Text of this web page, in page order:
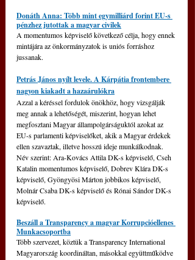
Donáth Anna: Több mint egymilliárd forint EU-s
pénzhez jutottak a magyar civilek
A momentumos képviselő következő célja, hogy ennek
mintájára az önkormányzatok is uniós forráshoz
jussanak.
Petrás János nyílt levele. A Kárpátia frontembere
nagyon kiakadt a hazaárulókra
Azzal a kéréssel fordulok önökhöz, hogy vizsgálják
meg annak a lehetőségét, miszerint, hogyan lehet
megfosztani Magyar állampolgárságuktól azokat az
EU-s parlamenti képviselőket, akik a Magyar érdekek
ellen szavaztak, illetve hosszú ideje munkálkodnak.
Név szerint: Ara-Kovács Attila DK-s képviselő, Cseh
Katalin momentumos képviselő, Dobrev Klára DK-s
képviselő, Gyöngyösi Márton jobbikos képviselő,
Molnár Csaba DK-s képviselő és Rónai Sándor DK-s
képviselő.
Beszáll a Transparency a magyar Korrupcióellenes
Munkacsoportba
Több szervezet, köztük a Transparency International
Magyarország koordináltan, másokkal együttműködve